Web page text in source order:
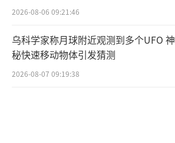
2026-08-06 09:21:46
乌科学家称月球附近观测到多个UFO 神
秘快速移动物体引发猜测
2026-08-07 09:19:38